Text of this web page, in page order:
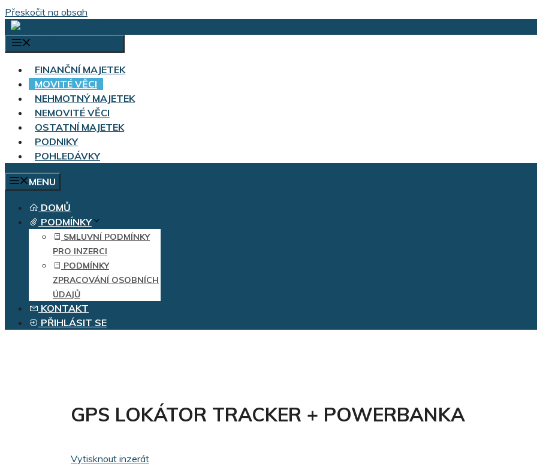
Přeskočit na obsah
FINANČNÍ MAJETEK
MOVITÉ VĚCI
NEHMOTNÝ MAJETEK
NEMOVITÉ VĚCI
OSTATNÍ MAJETEK
PODNIKY
POHLEDÁVKY
MENU
DOMŮ
PODMÍNKY
SMLUVNÍ PODMÍNKY
PRO INZERCI
PODMÍNKY
ZPRACOVÁNÍ OSOBNÍCH
ÚDAJŮ
KONTAKT
PŘIHLÁSIT SE
GPS LOKÁTOR TRACKER + POWERBANKA
Vytisknout inzerát